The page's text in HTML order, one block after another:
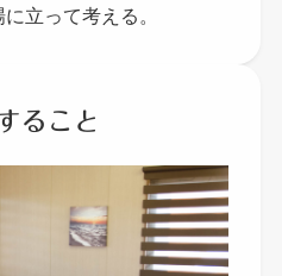
立って考える。
ること